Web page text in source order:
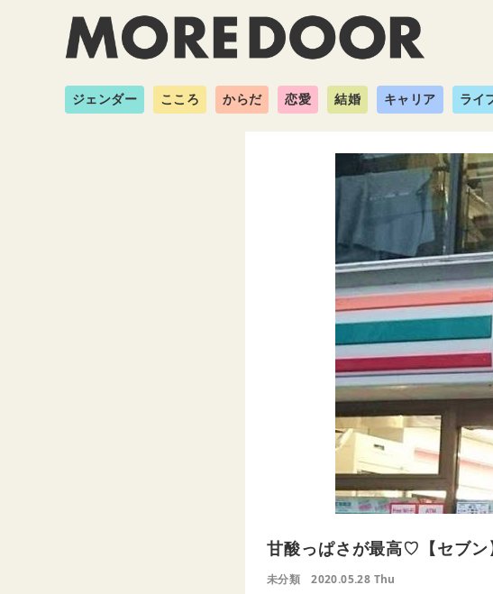
ジェンダー こころ からだ 恋愛 結婚 キャリア ライ
甘酸っぱさが最高♡【セブン
未分類 2020.05.28 Thu